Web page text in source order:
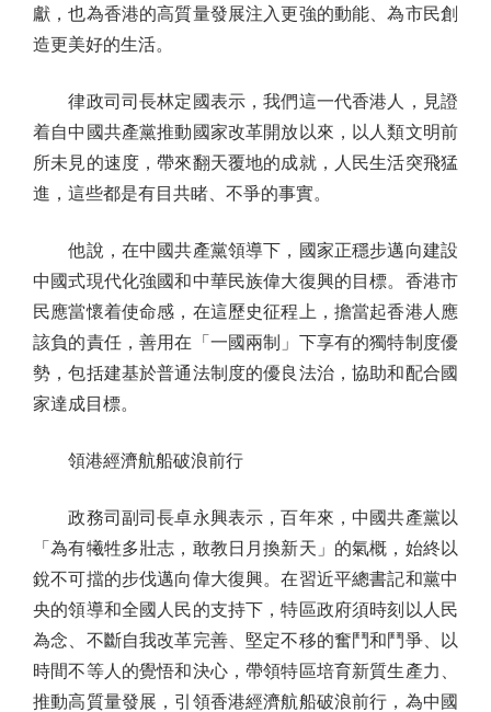
獻，也為香港的高質量發展注入更強的動能、為市民創
造更美好的生活。
律政司司長林定國表示，我們這一代香港人，見證
着自中國共產黨推動國家改革開放以來，以人類文明前
所未見的速度，帶來翻天覆地的成就，人民生活突飛猛
進，這些都是有目共睹、不爭的事實。
他說，在中國共產黨領導下，國家正穩步邁向建設
中國式現代化強國和中華民族偉大復興的目標。香港市
民應當懷着使命感，在這歷史征程上，擔當起香港人應
該負的責任，善用在「一國兩制」下享有的獨特制度優
勢，包括建基於普通法制度的優良法治，協助和配合國
家達成目標。
領港經濟航船破浪前行
政務司副司長卓永興表示，百年來，中國共產黨以
「為有犧牲多壯志，敢教日月換新天」的氣概，始終以
銳不可擋的步伐邁向偉大復興。在習近平總書記和黨中
央的領導和全國人民的支持下，特區政府須時刻以人民
為念、不斷自我改革完善、堅定不移的奮鬥和鬥爭、以
時間不等人的覺悟和決心，帶領特區培育新質生產力、
推動高質量發展，引領香港經濟航船破浪前行，為中國